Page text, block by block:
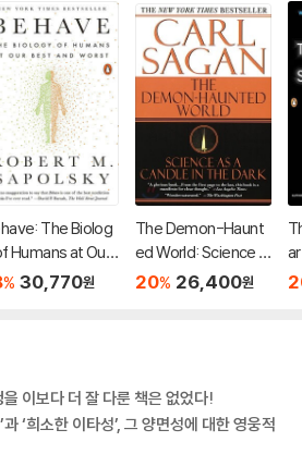
The Biolog
Humans at Our
and Worst
% 30,770원
The Demon-Haunt
ed World: Science a
s a Candle in the Dar
20% 26,400원
이보다 더 잘 다룬 책은 없었다!
‘희소한 이타성’, 그 양면성에 대한 영웅적